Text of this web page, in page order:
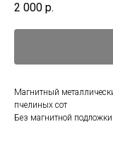
2 000 р.
Магнитный
пчелиных сот
Без магнитной